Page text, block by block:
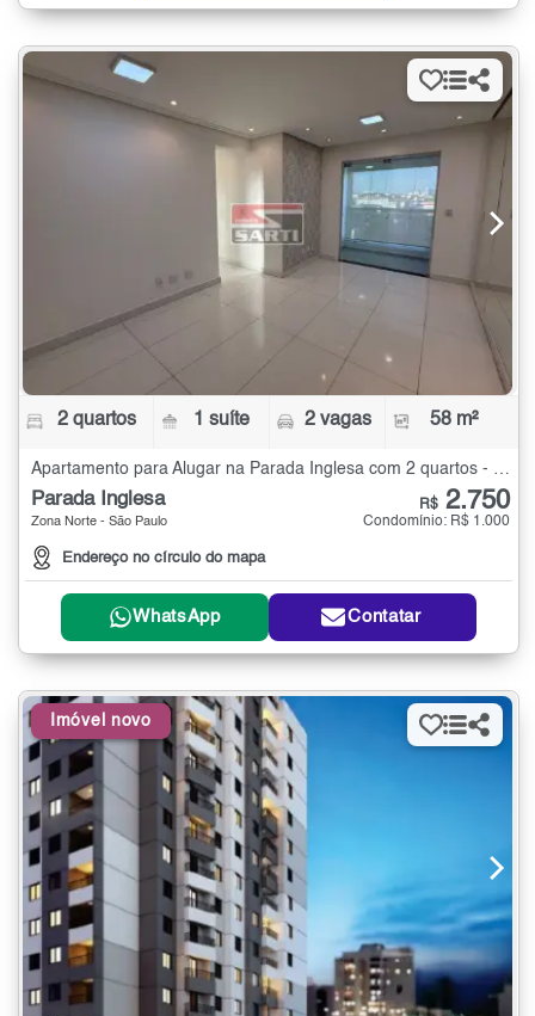
2 quartos 1 suíte 2 vagas 58 m²
Apartamento para Alugar na Parada Inglesa com 2 quartos - 58 m²
Parada Inglesa
Zona Norte - São Paulo
Endereço no círculo do mapa
R$ 2.750
Condomínio: R$ 1.000
WhatsApp Contatar
Imóvel novo